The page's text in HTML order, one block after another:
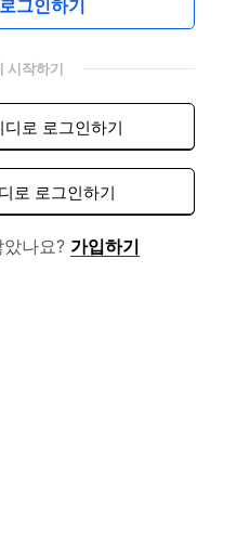
그인하기
시작하기
디로 로그인하기
로 로그인하기
나요? 가입하기